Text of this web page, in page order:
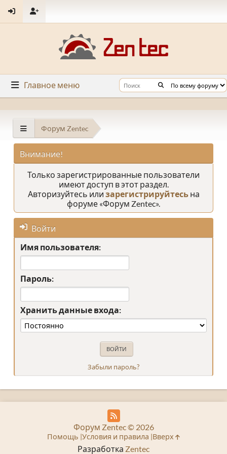
Главное меню
Форум Zentec
Внимание!
Только зарегистрированные пользователи
имеют доступ в этот раздел.
Авторизуйтесь или зарегистрируйтесьна
форуме «Форум Zentec».
Войти
Имя пользователя:
Пароль:
Хранить данные входа:
Забыли пароль?
Разработка Zentec
Форум Zentec © 2026
Помощь Условия и правила Вверх